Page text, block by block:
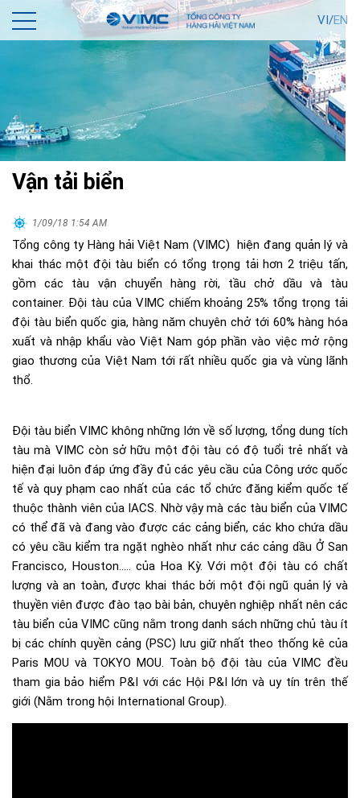
VI/EN
Vận tải biển
1/09/18 1:54 AM
Tổng công ty Hàng hải Việt Nam (VIMC) hiện đang quản lý và
khai thác một đội tàu biển có tổng trọng tải hơn 2 triệu tấn,
gồm các tàu vận chuyển hàng rời, tầu chở dầu và tàu
container. Đội tàu của VIMC chiếm khoảng 25% tổng trọng tải
đội tàu biển quốc gia, hàng năm chuyên chở tới 60% hàng hóa
xuất và nhập khẩu vào Việt Nam góp phần vào việc mở rộng
giao thương của Việt Nam tới rất nhiều quốc gia và vùng lãnh
thổ.
Đội tàu biển VIMC không những lớn về số lượng, tổng dung tích
tàu mà VIMC còn sở hữu một đội tàu có độ tuổi trẻ nhất và
hiện đại luôn đáp ứng đầy đủ các yêu cầu của Công ước quốc
tế và quy phạm cao nhất của các tổ chức đăng kiểm quốc tế
thuộc thành viên của IACS. Nhờ vậy mà các tàu biển của VIMC
có thể đã và đang vào được các cảng biển, các kho chứa dầu
có yêu cầu kiểm tra ngặt nghèo nhất như các cảng dầu Ở San
Francisco, Houston….. của Hoa Kỳ. Với một đội tàu có chất
lượng và an toàn, được khai thác bởi một đội ngũ quản lý và
thuyền viên được đào tạo bài bản, chuyên nghiệp nhất nên các
tàu biển của VIMC cũng nằm trong danh sách những chủ tàu ít
bị các chính quyền cảng (PSC) lưu giữ nhất theo thống kê của
Paris MOU và TOKYO MOU. Toàn bộ đội tàu của VIMC đều
tham gia bảo hiểm P&I với các Hội P&I lớn và uy tín trên thế
giới (Nằm trong hội International Group).